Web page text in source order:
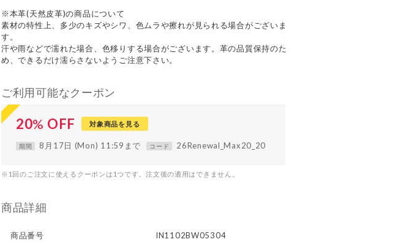
※本革(天然皮革)の商品について
素材の特性上、多少のキズやシワ、色ムラや擦れが見られる場合がございま
す。
汗や雨などで濡れた場合、色移りする場合がございます。革の品質保持のた
め、できるだけ濡らさないようご注意下さい。
ご利用可能なクーポン
20% OFF 対象商品を見る
期間 8月17日 (Mon) 11:59まで コード 26Renewal_Max20_20
※1回のご注文に使えるクーポンは1つです。注文後の適用はできません。
商品詳細
商品番号 IN1102BW05304